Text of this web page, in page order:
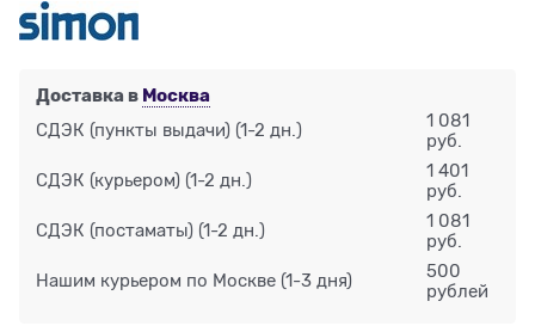
Доставка в Москва
СДЭК (пункты выдачи) (1-2 дн.)
1 081
руб.
СДЭК (курьером) (1-2 дн.)
1 401
руб.
СДЭК (постаматы) (1-2 дн.)
1 081
руб.
Нашим курьером по Москве (1-3 дня)
500
рублей